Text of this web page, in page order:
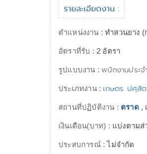
รายละเอียดงาน :
ตำแหน่งงาน :ทำสวนยาง (
อัตราที่รับ : 2 อัตรา
รูปแบบงาน :พนักงานประจ
ประเภทงาน : เกษตร ปศุสั
สถานที่ปฏิบัติงาน : ตราด,
เงินเดือน(บาท) : แบ่งตามส่
ประสบการณ์ :ไม่จำกัด